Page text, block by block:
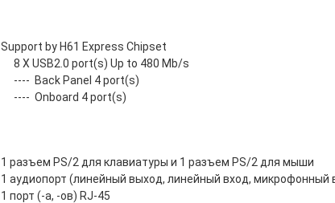
Support by H61 Express Chipset
8 X USB2.0 port(s) Up to 480 Mb/s
---- Back Panel 4 port(s)
---- Onboard 4 port(s)
1 разъем PS/2 для клавиатуры и 1 разъем PS/2 для мыши
1 аудиопорт (линейный выход, линейный вход, микрофонный
1 порт (-а, -ов) RJ-45